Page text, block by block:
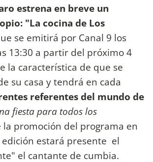
estrena en breve un
"La cocina de Los
se emitirá por Canal 9 los
13:30 a partir del próximo 4
la característica de que se
su casa y tendrá en cada
referentes del mundo de
fiesta para todos los
la promoción del programa en
estará presente el
el cantante de cumbia.